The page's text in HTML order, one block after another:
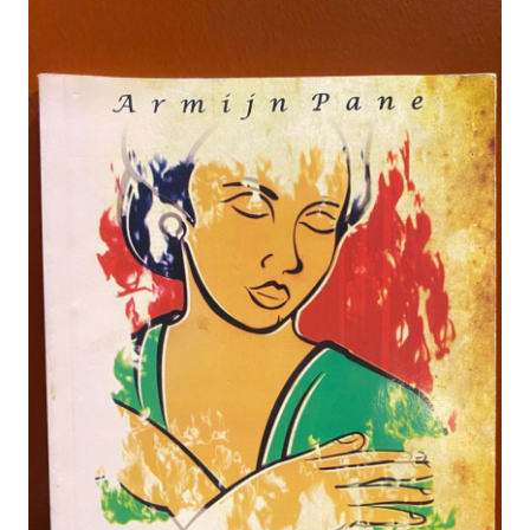
Info
Terkini
Network
Republika
Republika
ihram.republika.co.id
rejabar.republika.co.id
repjogja.republika.co.id
Republika
IQRA